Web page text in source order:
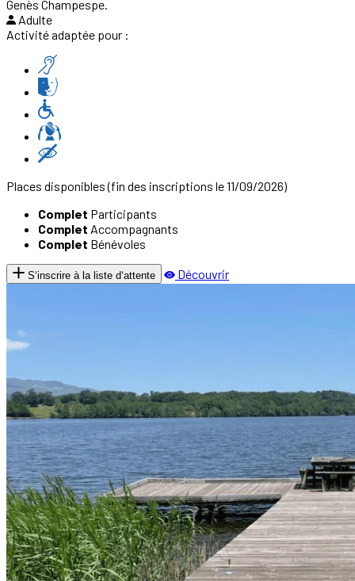
Genès Champespe.
Adulte
Activité adaptée pour :
Places disponibles(fin des inscriptions le 11/09/2026)
Complet Participants
Complet Accompagnants
Complet Bénévoles
S‘inscrire à la liste d‘attente Découvrir